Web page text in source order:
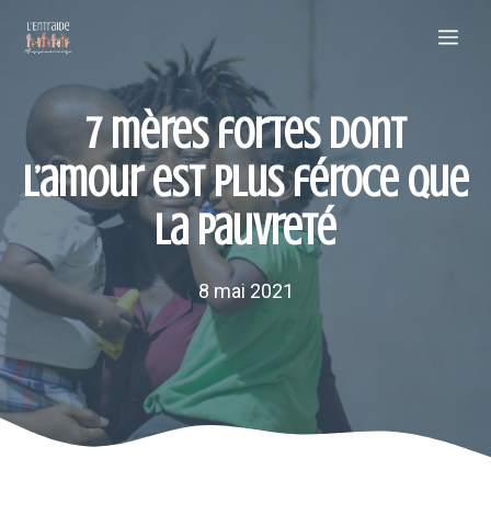
7 mères fortes dont
l’amour est plus féroce que
la pauvreté
8 mai 2021